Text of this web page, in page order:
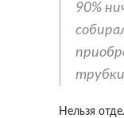
90%
Нельзя